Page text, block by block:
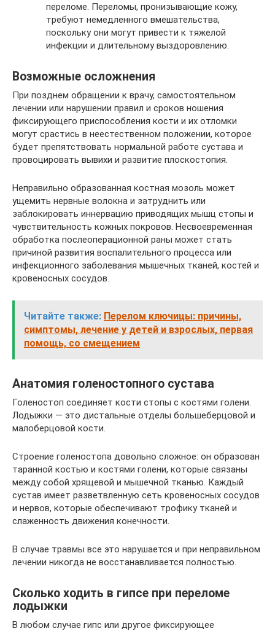
переломе. Переломы, пронизывающие кожу,
требуют немедленного вмешательства,
поскольку они могут привести к тяжелой
инфекции и длительному выздоровлению.
Возможные осложнения
При позднем обращении к врачу, самостоятельном
лечении или нарушении правил и сроков ношения
фиксирующего приспособления кости и их отломки
могут срастись в неестественном положении, которое
будет препятствовать нормальной работе сустава и
провоцировать вывихи и развитие плоскостопия.
Неправильно образованная костная мозоль может
ущемить нервные волокна и затруднить или
заблокировать иннервацию приводящих мышц стопы и
чувствительность кожных покровов. Несвоевременная
обработка послеоперационной раны может стать
причиной развития воспалительного процесса или
инфекционного заболевания мышечных тканей, костей и
кровеносных сосудов.
Читайте также: Перелом ключицы: причины,
симптомы, лечение у детей и взрослых, первая
помощь, со смещением
Анатомия голеностопного сустава
Голеностоп соединяет кости стопы с костями голени.
Лодыжки — это дистальные отделы большеберцовой и
малоберцовой кости.
Строение голеностопа довольно сложное: он образован
таранной костью и костями голени, которые связаны
между собой хрящевой и мышечной тканью. Каждый
сустав имеет разветвленную сеть кровеносных сосудов
и нервов, которые обеспечивают трофику тканей и
слаженность движения конечности.
В случае травмы все это нарушается и при неправильном
лечении никогда не восстанавливается полностью.
Сколько ходить в гипсе при переломе
лодыжки
В любом случае гипс или другое фиксирующее